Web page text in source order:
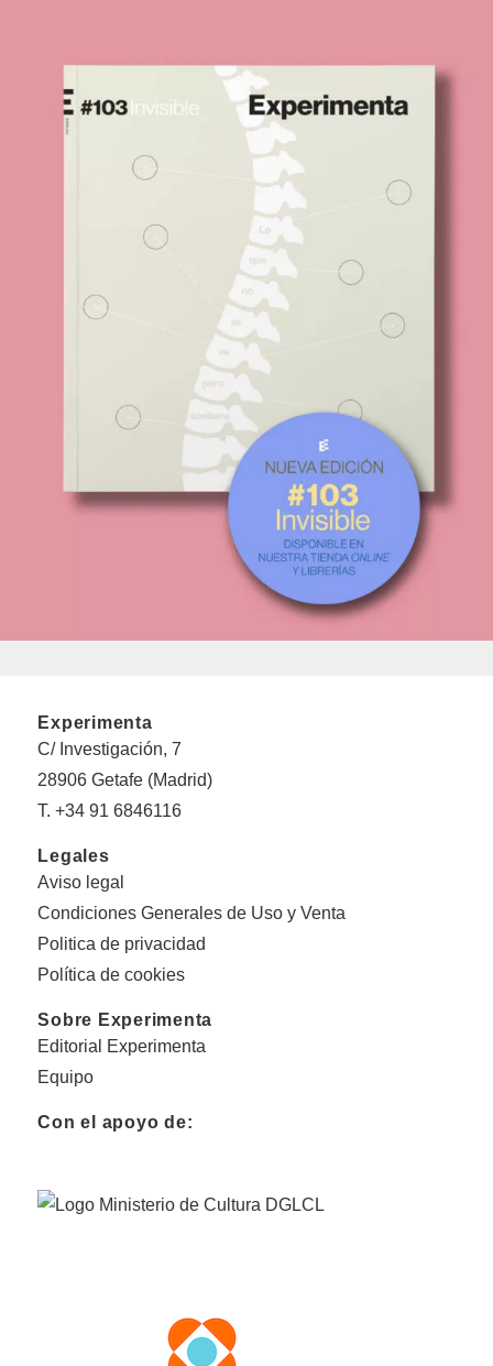
Experimenta
C/ Investigación, 7
28906 Getafe (Madrid)
T. +34 91 6846116
Legales
Aviso legal
Condiciones Generales de Uso y Venta
Politica de privacidad
Política de cookies
Sobre Experimenta
Editorial Experimenta
Equipo
Con el apoyo de: